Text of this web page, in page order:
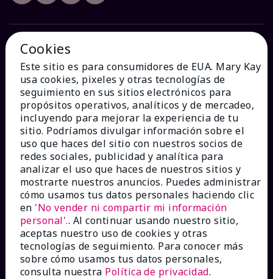
¿CÓMO PODEMOS AYUDAR?
Recibe e-mails
Ver estado del pedido
Contáctanos
Catálogos interactivos
Preguntas frecuentes
Cookies
Este sitio es para consumidores de EUA. Mary Kay
usa cookies, pixeles y otras tecnologías de
seguimiento en sus sitios electrónicos para
propósitos operativos, analíticos y de mercadeo,
incluyendo para mejorar la experiencia de tu
sitio. Podríamos divulgar información sobre el
uso que haces del sitio con nuestros socios de
redes sociales, publicidad y analítica para
analizar el uso que haces de nuestros sitios y
mostrarte nuestros anuncios. Puedes administrar
cómo usamos tus datos personales haciendo clic
en 'No vender ni compartir mi información
personal'.. Al continuar usando nuestro sitio,
aceptas nuestro uso de cookies y otras
tecnologías de seguimiento. Para conocer más
sobre cómo usamos tus datos personales,
consulta nuestra Política de privacidad.